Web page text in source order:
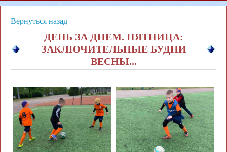
Вернуться назад
ДЕНЬ ЗА ДНЕМ. ПЯТНИЦА:
ЗАКЛЮЧИТЕЛЬНЫЕ БУДНИ
ВЕСНЫ...